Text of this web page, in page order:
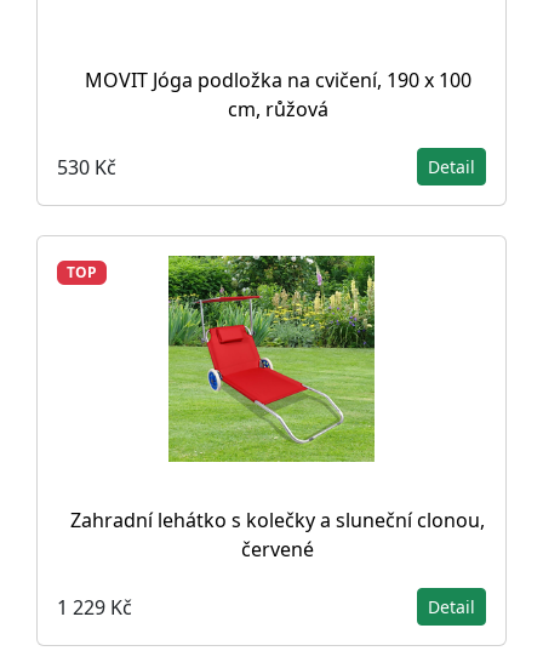
MOVIT Jóga podložka na cvičení, 190 x 100
cm, růžová
530 Kč Detail
TOP
Zahradní lehátko s kolečky a sluneční clonou,
červené
1 229 Kč Detail